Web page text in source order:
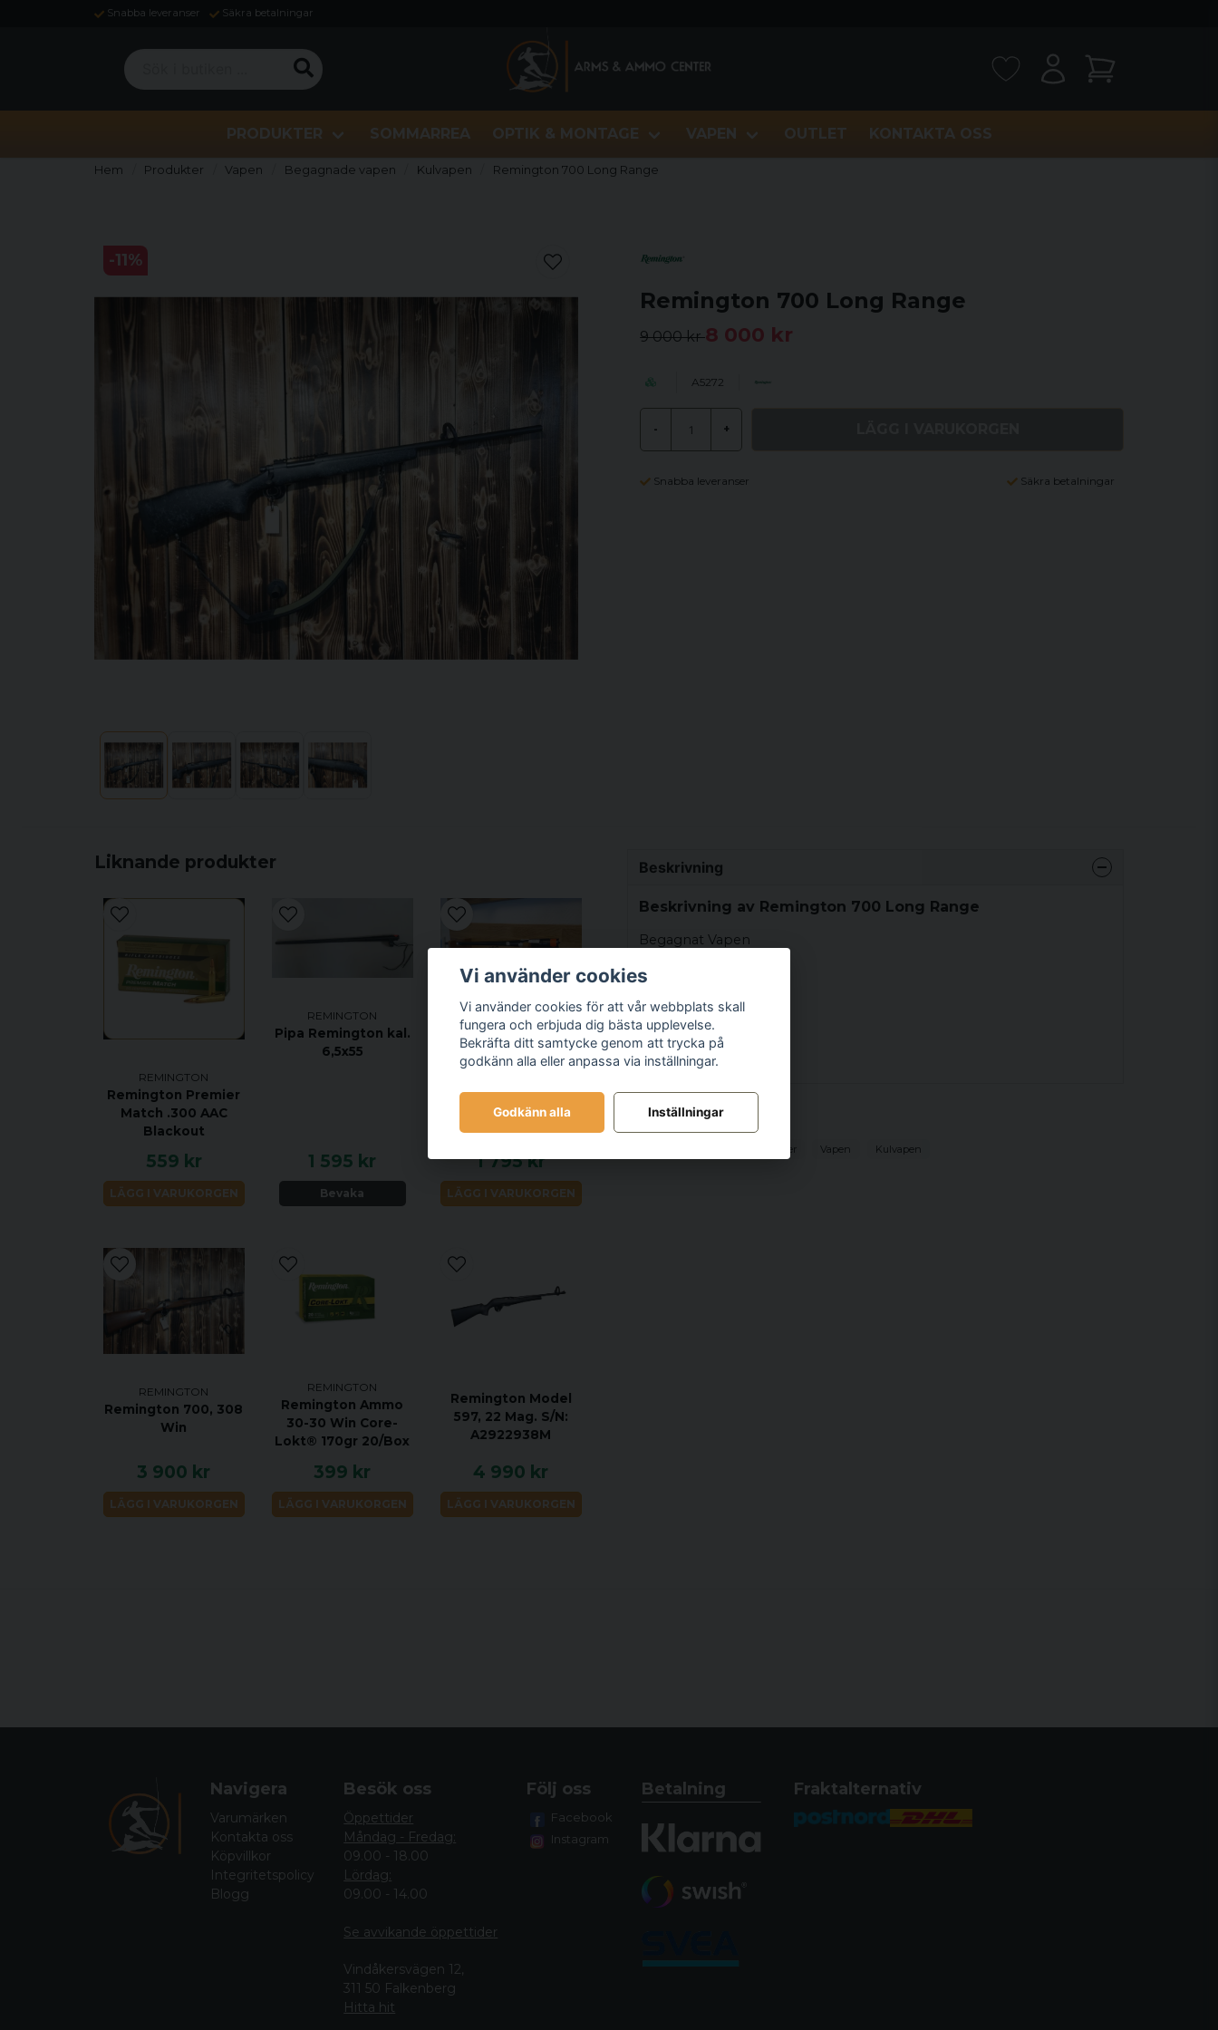
Snabba leveranser Säkra betalningar
Sök i butiken ...
PRODUKTER SOMMARREA OPTIK & MONTAGE VAPEN OUTLET KONTAKTA OSS
Hem Produkter Vapen Begagnade vapen Kulvapen Remington 700 Long Range
-11%
Remington 700 Long Range
9 000 kr8 000 kr
A5272
- +
Snabba leveranser Säkra betalningar
Liknande produkter
REMINGTON
Remington Premier
Match .300 AAC
Blackout
559 kr
LÄGG I VARUKORGEN
REMINGTON
Pipa Remington kal.
6,5x55
1 595 kr
Bevaka
REMINGTON
Pipa Remington
6,5x55 s/n P7110370
1 795 kr
LÄGG I VARUKORGEN
REMINGTON
Remington 700, 308
Win
3 900 kr
LÄGG I VARUKORGEN
REMINGTON
Remington Ammo
30-30 Win Core-
Lokt® 170gr 20/Box
399 kr
LÄGG I VARUKORGEN
Remington Model
597, 22 Mag. S/N:
A2922938M
4 990 kr
LÄGG I VARUKORGEN
Beskrivning
Beskrivning av Remington 700 Long Range
Begagnat Vapen
Kaliber 30-06
Piplängd 66 CM
Varmintpipa
Relaterade kategorier
Produkter Vapen Kulvapen
Navigera
Varumärken
Kontakta oss
Köpvillkor
Integritetspolicy
Blogg
Besök oss
Öppettider
Måndag - Fredag:
09.00 - 18.00
Lördag:
09.00 - 14.00
Se avvikande öppettider
Vindåkersvägen 12,
311 50 Falkenberg
Hitta hit
Följ oss
Facebook
Instagram
Betalning Fraktalternativ
Vi använder cookies
Vi använder cookies för att vår webbplats skall
fungera och erbjuda dig bästa upplevelse.
Bekräfta ditt samtycke genom att trycka på
godkänn alla eller anpassa via inställningar.
Godkänn alla Inställningar